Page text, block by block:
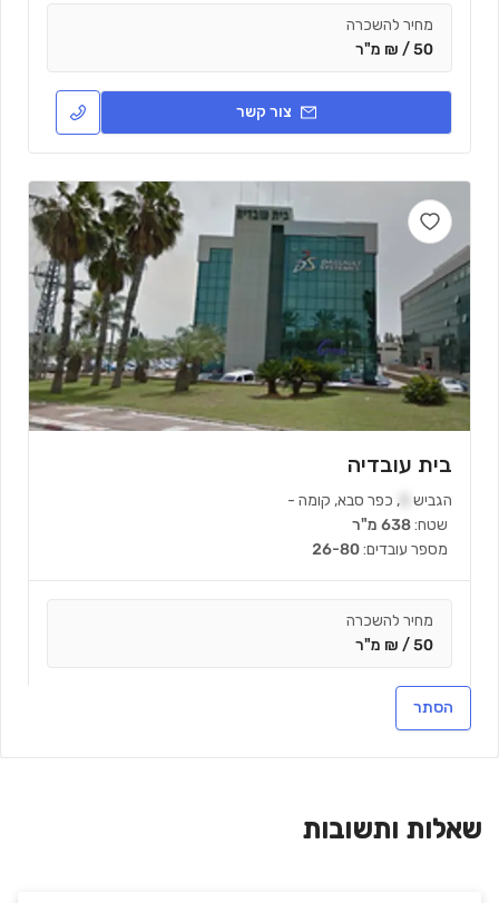
מחיר להשכרה
50 / ₪ מ"ר
צור קשר
בית עובדיה
הגביש , כפר סבא, קומה -
שטח:638 מ"ר
מספר עובדים:26-80
מחיר להשכרה
50 / ₪ מ"ר
הסתר
שאלות ותשובות